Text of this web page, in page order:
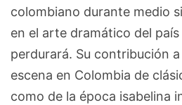
colombiano durante medio
en el arte dramático del
perdurará. Su contribución
escena en Colombia de
como de la época isabelina